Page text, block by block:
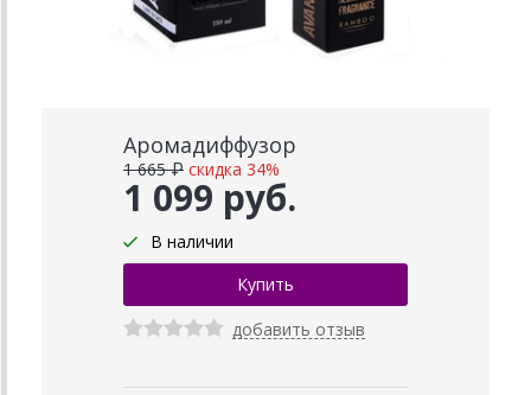
Аромадиффузор
1 099 руб.
1 665 ₽ скидка 34%
В наличии
добавить отзыв